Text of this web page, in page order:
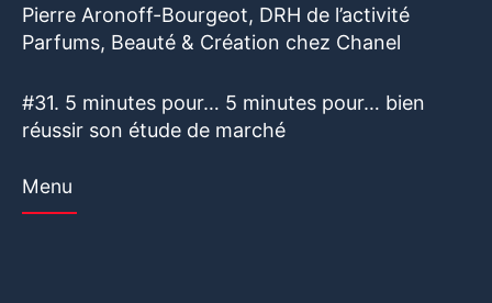
Pierre Aronoff-Bourgeot, DRH de l’activité
Parfums, Beauté & Création chez Chanel
#31. 5 minutes pour… 5 minutes pour… bien
réussir son étude de marché
Menu